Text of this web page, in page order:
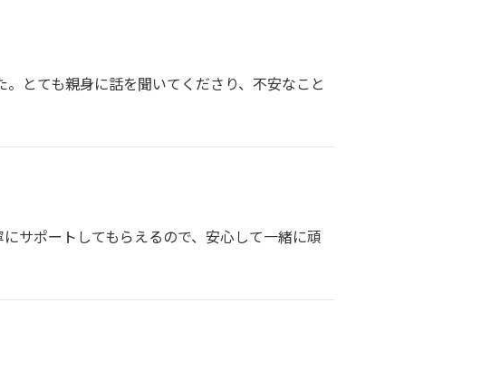
とても親身に話を聞いてくださり、不安なこと
サポートしてもらえるので、安心して一緒に頑